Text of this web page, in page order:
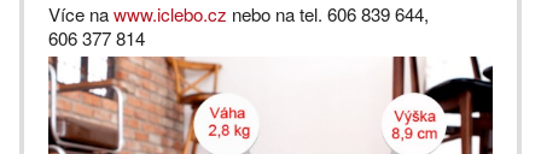
Více nawww.iclebo.cz nebo na tel. 606 839 644,
606 377 814